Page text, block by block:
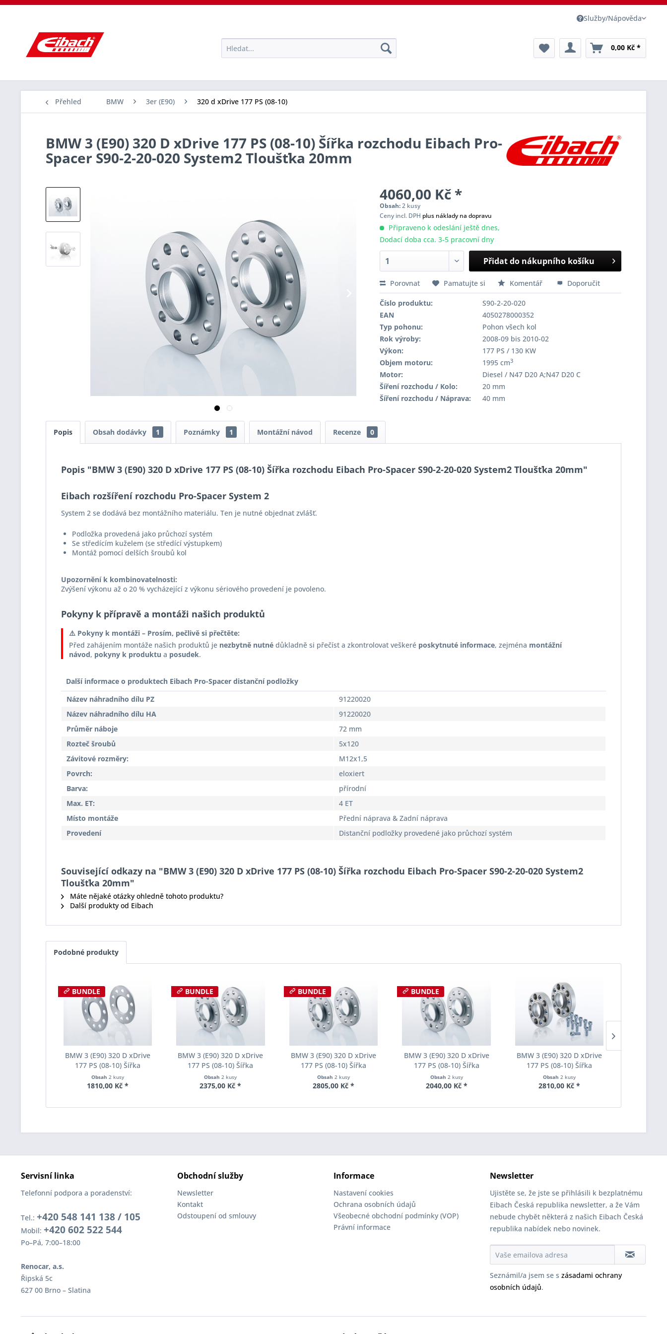
Služby/Nápověda
0,00 Kč *
Přehled BMW 3er (E90) 320 d xDrive 177 PS (08-10)
BMW 3 (E90) 320 D xDrive 177 PS (08-10) Šířka rozchodu Eibach Pro-
Spacer S90-2-20-020 System2 Tloušťka 20mm
4060,00 Kč *
Obsah:2 kusy
Ceny incl. DPH plus náklady na dopravu
Připraveno k odeslání ještě dnes,
Dodací doba cca. 3-5 pracovní dny
Přidat do nákupního košíku
Porovnat Pamatujte si Komentář Doporučit
Číslo produktu:
S90-2-20-020
EAN
4050278000352
Typ pohonu:
Pohon všech kol
Rok výroby:
2008-09 bis 2010-02
Výkon:
177 PS / 130 KW
Objem motoru:
1995 cm3
Motor:
Diesel / N47 D20 A;N47 D20 C
Šíření rozchodu / Kolo:
20 mm
Šíření rozchodu / Náprava:
40 mm
Popis Obsah dodávky 1 Poznámky 1 Montážní návod Recenze 0
Popis "BMW 3 (E90) 320 D xDrive 177 PS (08-10) Šířka rozchodu Eibach Pro-Spacer S90-2-20-020 System2 Tloušťka 20mm"
Eibach rozšíření rozchodu Pro-Spacer System 2
System 2 se dodává bez montážního materiálu. Ten je nutné objednat zvlášť.
Podložka provedená jako průchozí systém
Se středícím kuželem (se středící výstupkem)
Montáž pomocí delších šroubů kol
Upozornění k kombinovatelnosti:
Zvýšení výkonu až o 20 % vycházející z výkonu sériového provedení je povoleno.
Pokyny k přípravě a montáži našich produktů
⚠️ Pokyny k montáži – Prosím, pečlivě si přečtěte:
Před zahájením montáže našich produktů je nezbytně nutné důkladně si přečíst a zkontrolovat veškeré poskytnuté informace, zejména montážní
návod, pokyny k produktu a posudek.
Další informace o produktech Eibach Pro-Spacer distanční podložky
Název náhradního dílu PZ
91220020
Název náhradního dílu HA
91220020
Průměr náboje
72 mm
Rozteč šroubů
5x120
Závitové rozměry:
M12x1,5
Povrch:
eloxiert
Barva:
přírodní
Max. ET:
4 ET
Místo montáže
Přední náprava & Zadní náprava
Provedení
Distanční podložky provedené jako průchozí systém
Související odkazy na "BMW 3 (E90) 320 D xDrive 177 PS (08-10) Šířka rozchodu Eibach Pro-Spacer S90-2-20-020 System2
Tloušťka 20mm"
Máte nějaké otázky ohledně tohoto produktu?
Další produkty od Eibach
Podobné produkty
BUNDLE
BMW 3 (E90) 320 D xDrive
177 PS (08-10) Šířka
rozchodu Eibach Pro-Spacer
S90-1-05-017 System1
Obsah 2 kusy
1810,00 Kč *
BUNDLE
BMW 3 (E90) 320 D xDrive
177 PS (08-10) Šířka
rozchodu Eibach Pro-Spacer
S90-2-10-004 System2
Obsah2 kusy
2375,00 Kč *
BUNDLE
BMW 3 (E90) 320 D xDrive
177 PS (08-10) Šířka
rozchodu Eibach Pro-Spacer
S90-2-12-002 System2
Obsah 2 kusy
2805,00 Kč *
BUNDLE
BMW 3 (E90) 320 D xDrive
177 PS (08-10) Šířka
rozchodu Eibach Pro-Spacer
S90-2-15-001 System2
Obsah 2 kusy
2040,00 Kč *
BMW 3 (E90) 320 D xDrive
177 PS (08-10) Šířka
rozchodu Eibach Pro-Spacer
S90-7-20-010 System7
Obsah2 kusy
2810,00 Kč *
Servisní linka
Telefonní podpora a poradenství:
Tel.: +420 548 141 138 / 105
Mobil: +420 602 522 544
Po–Pá, 7:00–18:00
Renocar, a.s.
Řipská 5c
627 00 Brno – Slatina
Obchodní služby
Newsletter
Kontakt
Odstoupení od smlouvy
Informace
Nastavení cookies
Ochrana osobních údajů
Všeobecné obchodní podmínky (VOP)
Právní informace
Newsletter
Ujistěte se, že jste se přihlásili k bezplatnému
Eibach Česká republika newsletter, a že Vám
nebude chybět některá z našich Eibach Česká
republika nabídek nebo novinek.
Seznámil/a jsem se s zásadami ochrany
osobních údajů.